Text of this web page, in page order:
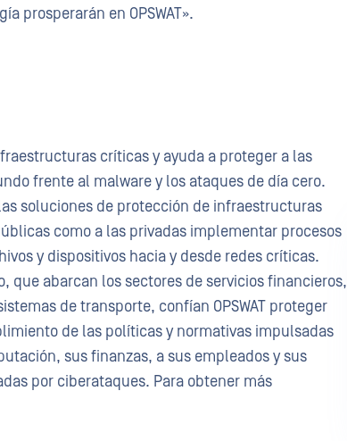
prosperarán en OPSWAT».
críticas y ayuda a proteger a las
frente al malware y los ataques de día cero.
soluciones de protección de infraestructuras
como a las privadas implementar procesos
y dispositivos hacia y desde redes críticas.
que abarcan los sectores de servicios financieros,
de transporte, confían OPSWAT proteger
de las políticas y normativas impulsadas
sus finanzas, a sus empleados y sus
por ciberataques. Para obtener más